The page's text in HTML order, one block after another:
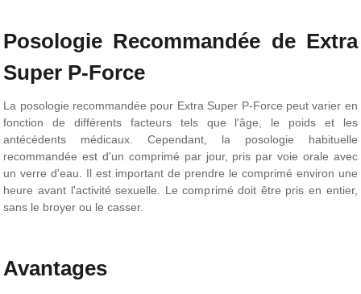
Posologie Recommandée de Extra
Super P-Force
La posologie recommandée pour Extra Super P-Force peut varier en
fonction de différents facteurs tels que l'âge, le poids et les
antécédents médicaux. Cependant, la posologie habituelle
recommandée est d'un comprimé par jour, pris par voie orale avec
un verre d'eau. Il est important de prendre le comprimé environ une
heure avant l'activité sexuelle. Le comprimé doit être pris en entier,
sans le broyer ou le casser.
Avantages